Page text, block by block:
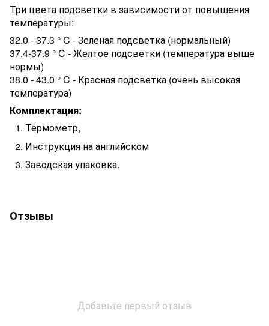
Три цвета подсветки в зависимости от повышения
температуры:
32.0 - 37.3 ° C - Зеленая подсветка (нормальный)
37.4-37.9 ° C - Желтое подсветки (температура выше
нормы)
38.0 - 43.0 ° C - Красная подсветка (очень высокая
температура)
Комплектация:
Термометр,
Инструкция на английском
Заводская упаковка.
Отзывы
Добавьте первый отзыв